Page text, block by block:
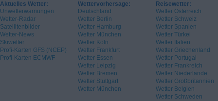
Aktuelles Wetter:
Unwetterwarnungen
Wetter-Radar
Satellitenbilder
Wetter-News
Skiwetter
Profi-Karten GFS (NCEP)
Profi-Karten ECMWF
Wettervorhersage:
Deutschland
Wetter Berlin
Wetter Hamburg
Wetter München
Wetter Köln
Wetter Frankfurt
Wetter Essen
Wetter Leipzig
Wetter Bremen
Wetter Stuttgart
Wetter München
Reisewetter:
Wetter Österreich
Wetter Schweiz
Wetter Spanien
Wetter Türkei
Wetter Italien
Wetter Griechenland
Wetter Portugal
Wetter Frankreich
Wetter Niederlande
Wetter Großbritannien
Wetter Belgien
Wetter Schweden